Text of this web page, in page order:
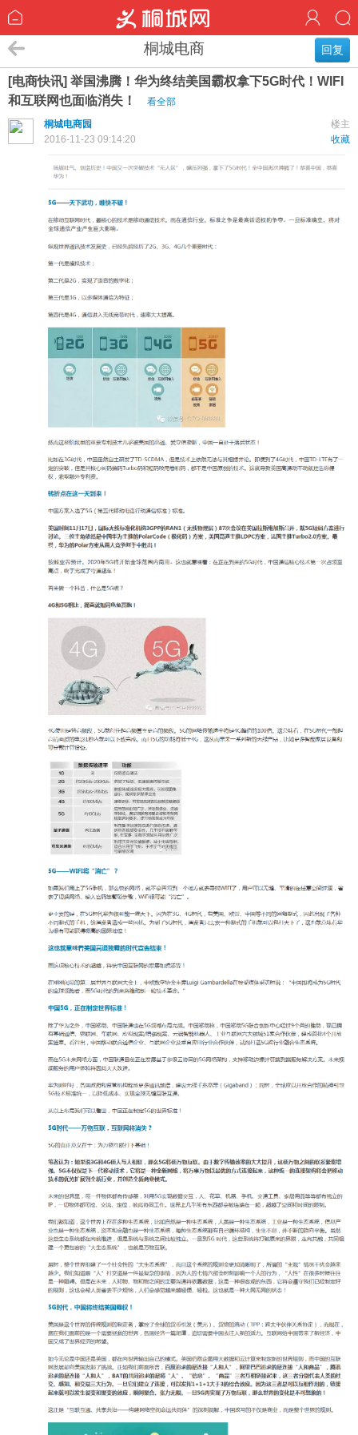
回复
桐城电商
[电商快讯] 举国沸腾！华为终结美国霸权拿下5G时代！WIFI
和互联网也面临消失！
看全部
楼主
桐城电商园
收藏
2016-11-23 09:14:20